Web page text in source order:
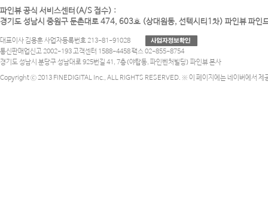
파인뷰 공식 서비스센터(A/S 접수) :
경기도 성남시 중원구 둔촌대로 474, 603호 (상대원동, 선텍시티1차) 파인뷰 파인
대표이사 김용훈 사업자등록번호 213-81-91028
통신판매업신고 2002-193 고객센터 1588-4458 팩스 02-855-8754
경기도 성남시 분당구 성남대로 925번길 41, 7층(야탑동, 파인벤처빌딩) 파인뷰 본사
Copyright ⓒ 2013 FINEDIGITAL Inc., ALL RIGHTS RESERVED. ※ 이 페이지에는 네이버에서 제